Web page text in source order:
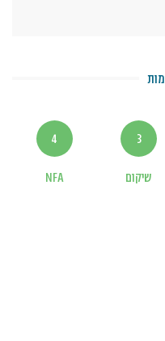
3
שיקום
4
NFA